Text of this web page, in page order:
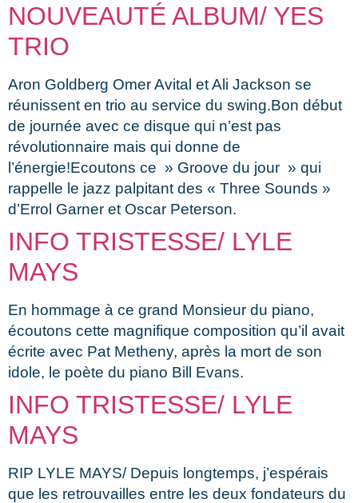
NOUVEAUTÉ ALBUM/ YES
TRIO
Aron Goldberg Omer Avital et Ali Jackson se
réunissent en trio au service du swing.Bon début
de journée avec ce disque qui n’est pas
révolutionnaire mais qui donne de
l’énergie!Ecoutons ce » Groove du jour » qui
rappelle le jazz palpitant des « Three Sounds »
d’Errol Garner et Oscar Peterson.
INFO TRISTESSE/ LYLE
MAYS
En hommage à ce grand Monsieur du piano,
écoutons cette magnifique composition qu’il avait
écrite avec Pat Metheny, après la mort de son
idole, le poète du piano Bill Evans.
INFO TRISTESSE/ LYLE
MAYS
RIP LYLE MAYS/ Depuis longtemps, j’espérais
que les retrouvailles entre les deux fondateurs du